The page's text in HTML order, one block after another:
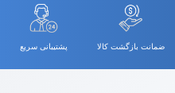
ضمانت بازگشت کالا پشتیبانی سریع